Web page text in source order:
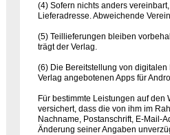
(4) Sofern nichts anders
Lieferadresse. Abweichende
(5) Teillieferungen bleiben
trägt der Verlag.
(6) Die Bereitstellung von
Verlag angebotenen Apps für
Für bestimmte Leistungen auf
versichert, dass die von ihm im
Nachname, Postanschrift, E-Mail-
Änderung seiner Angaben